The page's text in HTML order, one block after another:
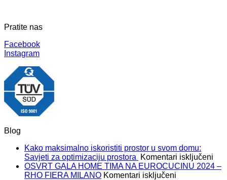
Pratite nas
Facebook
Instagram
Blog
Kako maksimalno iskoristiti prostor u svom domu:
Savjeti za optimizaciju prostora
Komentari isključeni
OSVRT GALA HOME TIMA NA EUROCUCINU 2024 –
RHO FIERA MILANO Komentari isključeni